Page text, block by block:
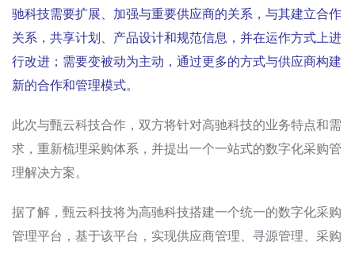
驰科技需要扩展、加强与重要供应商的关系，与其建立合作
关系，共享计划、产品设计和规范信息，并在运作方式上进
行改进；需要变被动为主动，通过更多的方式与供应商构建
新的合作和管理模式。
此次与甄云科技合作，双方将针对高驰科技的业务特点和需
求，重新梳理采购体系，并提出一个一站式的数字化采购管
理解决方案。
据了解，甄云科技将为高驰科技搭建一个统一的数字化采购
管理平台，基于该平台，实现供应商管理、寻源管理、采购